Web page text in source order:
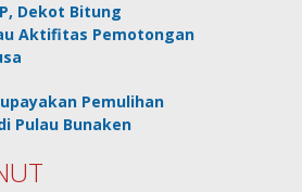
Dekot Bitung
Aktifitas Pemotongan
Pemulihan
Pulau Bunaken